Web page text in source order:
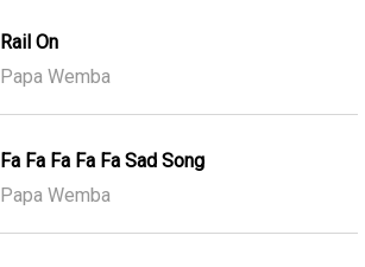
Rail On
Papa Wemba
Fa Fa Fa Fa Fa Sad Song
Papa Wemba